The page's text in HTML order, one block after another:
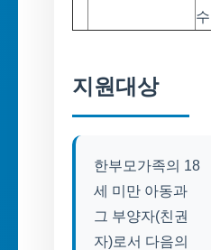
수
지원대상
한부모가족의 18
세 미만 아동과
그 부양자(친권
자)로서 다음의